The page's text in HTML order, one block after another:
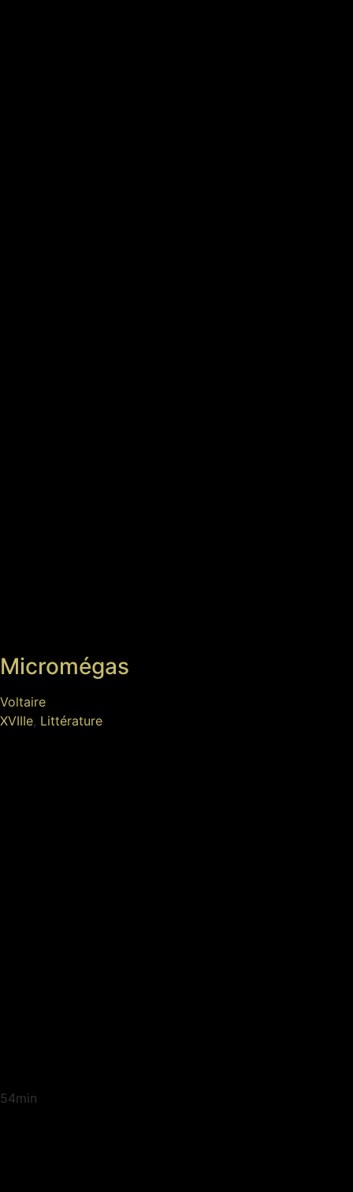
Micromégas
Voltaire
XVIIIe, Littérature
54min